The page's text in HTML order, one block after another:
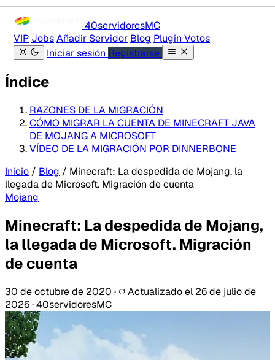
40servidoresMC
VIP JobsAñadir Servidor Blog Plugin Votos
Iniciar sesión Registrarse
Índice
RAZONES DE LA MIGRACIÓN
CÓMO MIGRAR LA CUENTA DE MINECRAFT JAVA
DE MOJANG A MICROSOFT
VÍDEO DE LA MIGRACIÓN POR DINNERBONE
Inicio / Blog / Minecraft: La despedida de Mojang, la
llegada de Microsoft. Migración de cuenta
Mojang
Minecraft: La despedida de Mojang,
la llegada de Microsoft. Migración
de cuenta
30 de octubre de 2020 · Actualizado el 26 de julio de
2026·40servidoresMC